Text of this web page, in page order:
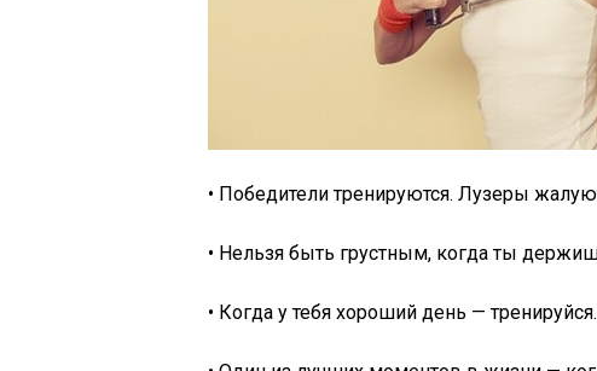
• Победители тренируются. Лузеры
• Нельзя быть грустным, когда ты
• Когда у тебя хороший день —